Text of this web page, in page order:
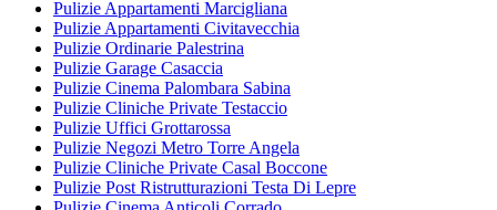
Pulizie Appartamenti Marcigliana
Pulizie Appartamenti Civitavecchia
Pulizie Ordinarie Palestrina
Pulizie Garage Casaccia
Pulizie Cinema Palombara Sabina
Pulizie Cliniche Private Testaccio
Pulizie Uffici Grottarossa
Pulizie Negozi Metro Torre Angela
Pulizie Cliniche Private Casal Boccone
Pulizie Post Ristrutturazioni Testa Di Lepre